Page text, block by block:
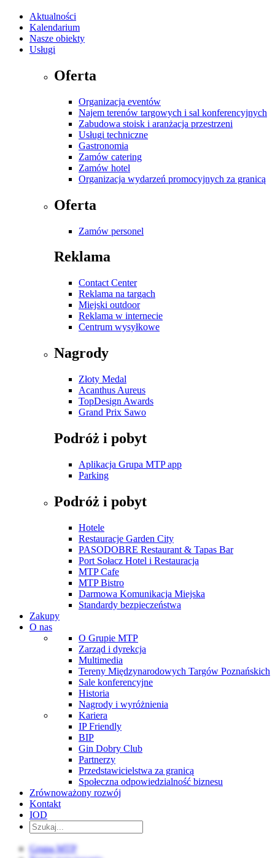
Aktualności
Kalendarium
Nasze obiekty
Usługi
Oferta
Organizacja eventów
Najem terenów targowych i sal konferencyjnych
Zabudowa stoisk i aranżacja przestrzeni
Usługi techniczne
Gastronomia
Zamów catering
Zamów hotel
Organizacja wydarzeń promocyjnych za granicą
Oferta
Zamów personel
Reklama
Contact Center
Reklama na targach
Miejski outdoor
Reklama w internecie
Centrum wysyłkowe
Nagrody
Złoty Medal
Acanthus Aureus
TopDesign Awards
Grand Prix Sawo
Podróż i pobyt
Aplikacja Grupa MTP app
Parking
Podróż i pobyt
Hotele
Restauracje Garden City
PASODOBRE Restaurant & Tapas Bar
Port Sołacz Hotel i Restauracja
MTP Cafe
MTP Bistro
Darmowa Komunikacja Miejska
Standardy bezpieczeństwa
Zakupy
O nas
O Grupie MTP
Zarząd i dyrekcja
Multimedia
Tereny Międzynarodowych Targów Poznańskich
Sale konferencyjne
Historia
Nagrody i wyróżnienia
Kariera
IP Friendly
BIP
Gin Dobry Club
Partnerzy
Przedstawicielstwa za granicą
Społeczna odpowiedzialność biznesu
Zrównoważony rozwój
Kontakt
IOD
Grupa MTP